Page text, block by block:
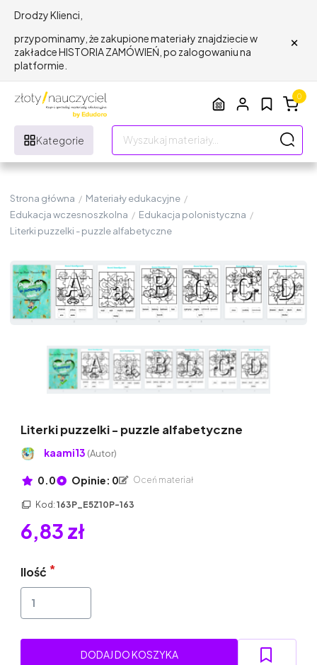
Drodzy Klienci,
przypominamy, że zakupione materiały znajdziecie w
zakładce HISTORIA ZAMÓWIEŃ, po zalogowaniu na
platformie.
×
Kategorie
0
Strona główna / Materiały edukacyjne /
Edukacja wczesnoszkolna / Edukacja polonistyczna /
Literki puzzelki - puzzle alfabetyczne
Literki puzzelki - puzzle alfabetyczne
kaami13 (Autor)
0.0 Opinie: 0 Oceń materiał
Kod: 163P_E5Z10P-163
6,83 zł
Ilość
DODAJ DO KOSZYKA